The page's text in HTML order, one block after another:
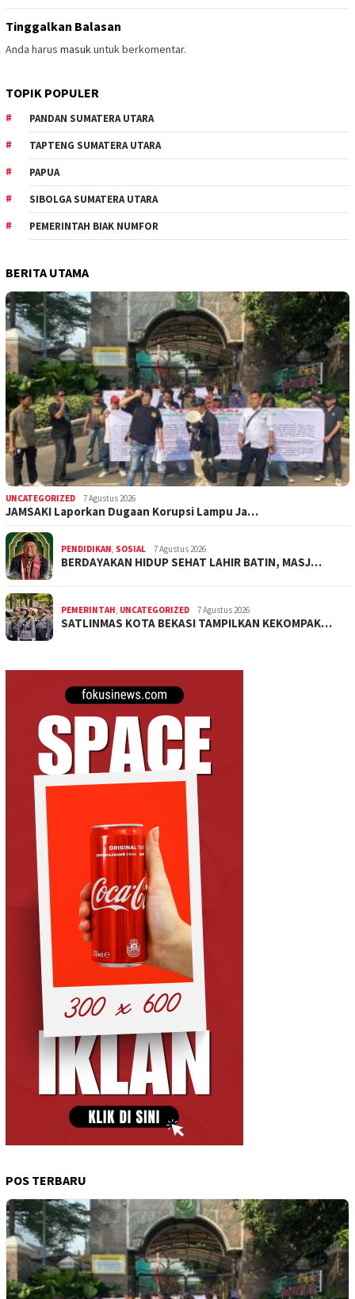
Tinggalkan Balasan
Anda harus masukuntuk berkomentar.
TOPIK POPULER
PANDAN SUMATERA UTARA
TAPTENG SUMATERA UTARA
PAPUA
SIBOLGA SUMATERA UTARA
PEMERINTAH BIAK NUMFOR
BERITA UTAMA
UNCATEGORIZED 7 Agustus 2026
JAMSAKI Laporkan Dugaan Korupsi Lampu Ja…
PENDIDIKAN SOSIAL 7 Agustus 2026
BERDAYAKAN HIDUP SEHAT LAHIR BATIN, MASJ…
PEMERINTAH UNCATEGORIZED 7 Agustus 2026
SATLINMAS KOTA BEKASI TAMPILKAN KEKOMPAK…
POS TERBARU